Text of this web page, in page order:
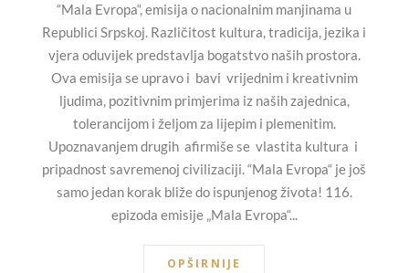
“Mala Evropa“, emisija o nacionalnim manjinama u
Republici Srpskoj. Različitost kultura, tradicija, jezika i
vjera oduvijek predstavlja bogatstvo naših prostora.
Ova emisija se upravo i bavi vrijednim i kreativnim
ljudima, pozitivnim primjerima iz naših zajednica,
tolerancijom i željom za lijepim i plemenitim.
Upoznavanjem drugih afirmiše se vlastita kultura i
pripadnost savremenoj civilizaciji. “Mala Evropa“ je još
samo jedan korak bliže do ispunjenog života! 116.
epizoda emisije „Mala Evropa“...
OPŠIRNIJE